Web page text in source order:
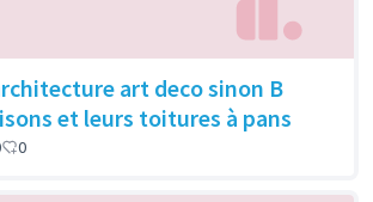
art deco sinon B
et leurs toitures à pans
0